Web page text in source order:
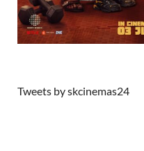
Tweets by skcinemas24